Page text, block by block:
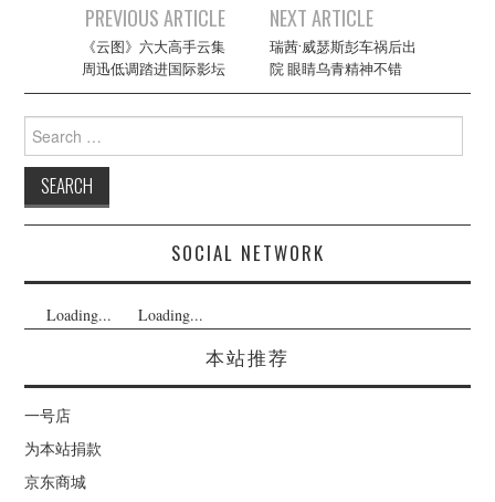
navigation
PREVIOUS ARTICLE
《云图》六大高手云集
周迅低调踏进国际影坛
NEXT ARTICLE
瑞茜·威瑟斯彭车祸后出
院 眼睛乌青精神不错
Search
for:
SOCIAL NETWORK
Loading... Loading...
本站推荐
一号店
为本站捐款
京东商城